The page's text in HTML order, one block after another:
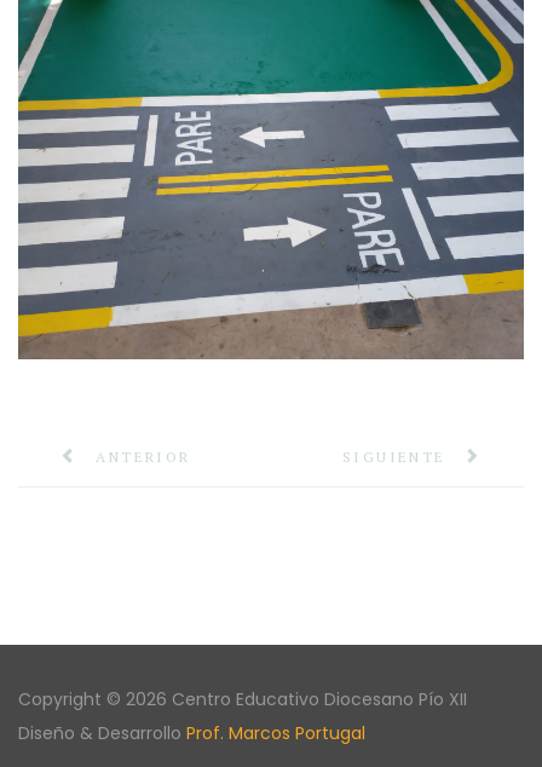
ANTERIOR SIGUIENTE
Copyright © 2026 Centro Educativo Diocesano Pío XII
Diseño & Desarrollo Prof. Marcos Portugal